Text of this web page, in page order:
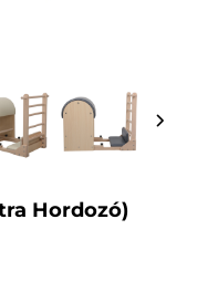
Hordozó)